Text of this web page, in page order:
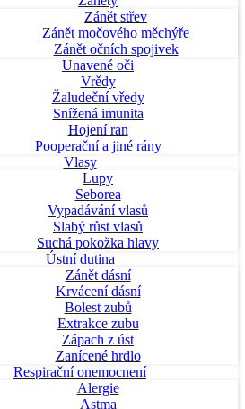
Zánět střev
Zánět močového měchýře
Zánět očních spojivek
Unavené oči
Vrědy
Žaludeční vředy
Snížená imunita
Hojení ran
Pooperační a jiné rány
Vlasy
Lupy
Seborea
Vypadávání vlasů
Slabý růst vlasů
Suchá pokožka hlavy
Ústní dutina
Zánět dásní
Krvácení dásní
Bolest zubů
Extrakce zubu
Zápach z úst
Zanícené hrdlo
Respirační onemocnení
Alergie
Astma